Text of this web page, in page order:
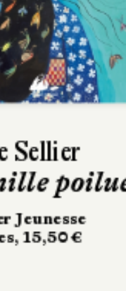
et
Jeunesse